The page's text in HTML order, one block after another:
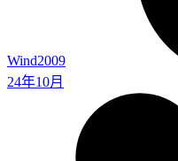
Wind2009
24年10月